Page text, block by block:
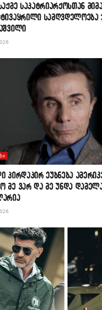
საპატრიარქოსთან
სამღვდელოება
პირდაპირ ეუბნება
მე ვარ და მე უნდა